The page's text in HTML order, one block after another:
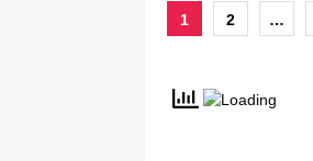
Posts
1 2 …